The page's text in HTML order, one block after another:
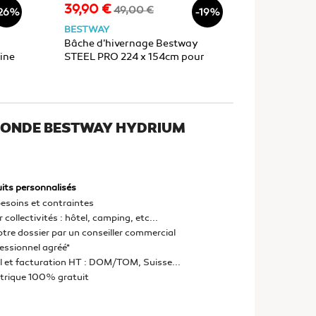
Prix
39,90 €Prix
49,00 € -19%
BESTWAY
Bâche d'hivernage Bestway
STEEL PRO 224 x 154cm pour
BESTWAY HYDRIUM
personnalisés
et contraintes
collectivités : hôtel, camping, etc...
dossier par un conseiller commercial
agréé*
et facturation HT : DOM/TOM, Suisse...
100% gratuit